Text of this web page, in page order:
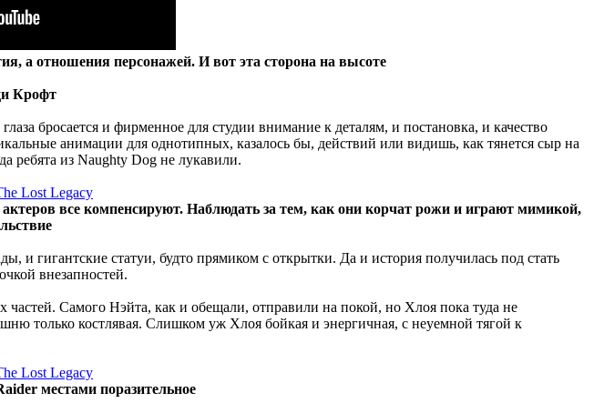
а отношения персонажей. И вот эта сторона на высоте
Крофт
бросается и фирменное для студии внимание к деталям, и постановка, и качество
анимации для однотипных, казалось бы, действий или видишь, как тянется сыр на
ребята из Naughty Dog не лукавили.
все компенсируют. Наблюдать за тем, как они корчат рожи и играют мимикой,
и гигантские статуи, будто прямиком с открытки. Да и история получилась под стать
внезапностей.
Самого Нэйта, как и обещали, отправили на покой, но Хлоя пока туда не
только костлявая. Слишком уж Хлоя бойкая и энергичная, с неуемной тягой к
местами поразительное